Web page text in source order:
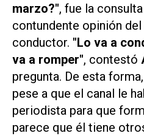
marzo?", fue la
contundente opinión
conductor. "Lo va a
va a romper", contestó
pregunta. De esta
pese a que el canal le
periodista para que
parece que él tiene